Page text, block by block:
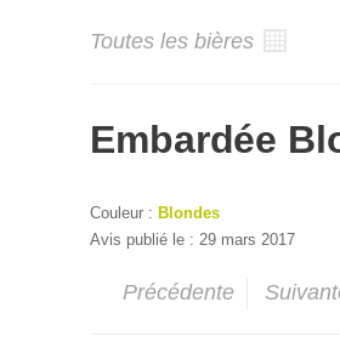
Toutes les bières
Embardée
Couleur : Blondes
Avis publié le : 29 mars 2017
Précédente